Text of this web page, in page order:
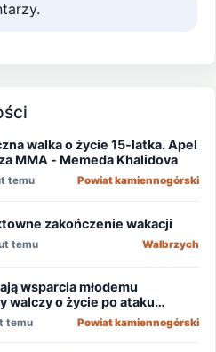
walka o życie 15-latka. Apel
MMA - Memeda Khalidova
temu Powiat kamiennogórski
zakończenie wakacji
temu Wałbrzych
wsparcia młodemu
walczy o życie po ataku
temu Powiat kamiennogórski